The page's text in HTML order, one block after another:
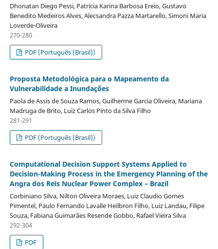
Dhonatan Diego Pessi, Patrícia Karina Barbosa Ereio, Gustavo
Benedito Medeiros Alves, Alecsandra Pazza Martarello, Simoni Maria
Loverde-Oliveira
270-280
PDF (Português (Brasil))
Proposta Metodológica para o Mapeamento da
Vulnerabilidade a Inundações
Paola de Assis de Souza Ramos, Guilherme Garcia Oliveira, Mariana
Madruga de Brito, Luiz Carlos Pinto da Silva Filho
281-291
PDF (Português (Brasil))
Computational Decision Support Systems Applied to
Decision-Making Process in the Emergency Planning of the
Angra dos Reis Nuclear Power Complex – Brazil
Corbiniano Silva, Nilton Oliveira Moraes, Luiz Claudio Gomes
Pimentel, Paulo Fernando Lavalle Heilbron Filho, Luiz Landau, Filipe
Souza, Fabiana Guimarães Resende Gobbo, Rafael Vieira Silva
292-304
PDF